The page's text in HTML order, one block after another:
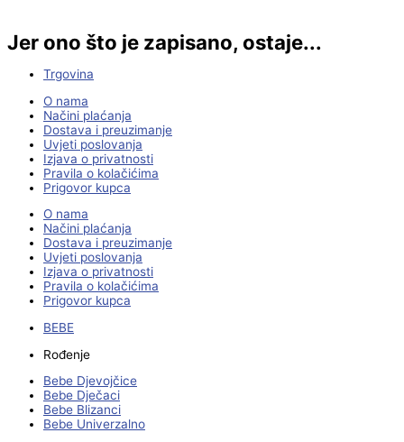
Jer ono što je zapisano, ostaje...
Trgovina
O nama
Načini plaćanja
Dostava i preuzimanje
Uvjeti poslovanja
Izjava o privatnosti
Pravila o kolačićima
Prigovor kupca
O nama
Načini plaćanja
Dostava i preuzimanje
Uvjeti poslovanja
Izjava o privatnosti
Pravila o kolačićima
Prigovor kupca
BEBE
Rođenje
Bebe Djevojčice
Bebe Dječaci
Bebe Blizanci
Bebe Univerzalno